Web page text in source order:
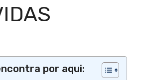
por aqui: